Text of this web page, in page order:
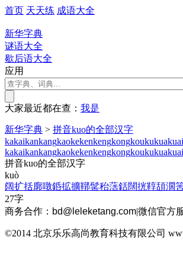
首页 天天练 成语大全
新华字典
谜语大全
歇后语大全
应用
大家最近都在查： 我是
新华字典 > 拼音kuo的全部汉字
kakaikankangkaokekenkengkongkoukukuakuai
kakaikankangkaokekenkengkongkoukukuakuai
拼音kuo的全部汉字
kuò
阔扩括廓噋銽拡擴鞹髺秮萿銛闊挄鞟頢濶
27字
商务合作： bd@leleketang.com|微信官方
©2014 北京乐乐高尚教育科技有限公司